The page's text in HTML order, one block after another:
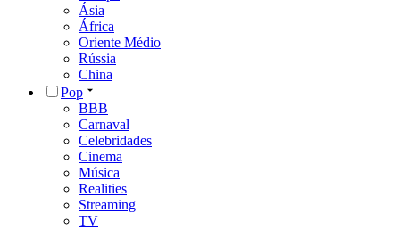
Ásia
África
Oriente Médio
Rússia
China
Pop
BBB
Carnaval
Celebridades
Cinema
Música
Realities
Streaming
TV